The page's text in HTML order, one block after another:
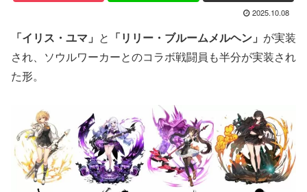
2025.10.08
「イリス・ユマ」 と 「リリー・ブルームメルヘン」 が実装
され、ソウルワーカーとのコラボ戦闘員も半分が実装され
た形。